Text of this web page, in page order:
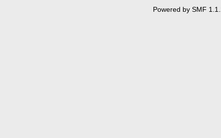
Powered by SMF